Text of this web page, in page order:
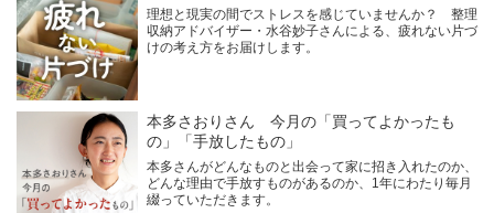
理想と現実の間でストレスを感じていませんか？ 整理
収納アドバイザー・水谷妙子さんによる、疲れない片づ
けの考え方をお届けします。
本多さおりさん 今月の「買ってよかったも
の」「手放したもの」
本多さんがどんなものと出会って家に招き入れたのか、
どんな理由で手放すものがあるのか、1年にわたり毎月
綴っていただきます。